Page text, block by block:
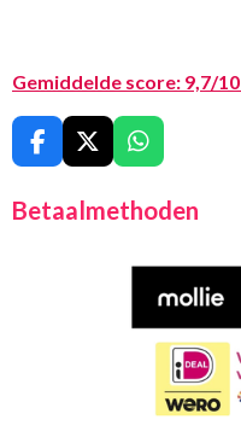
Gemiddelde score: 9,7/10
F
a
c
e
X
W
h
t
A
Betaalmethoden